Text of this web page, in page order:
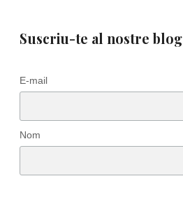
Suscriu-te al nostre blog
E-mail
Nom